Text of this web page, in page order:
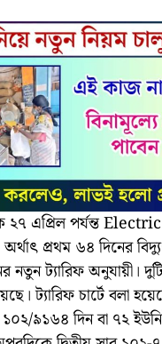
২৭ এপ্রিল পর্যন্ত
প্রথম ৬৪ দিনের
ট্যারিফ অনুযায়ী।
ট্যারিফ চার্টে বলা
৯১৬৪ দিন বা ৭২